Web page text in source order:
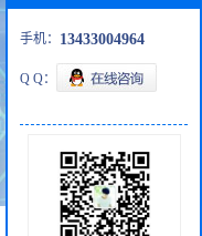
手机： 13433004964
Q Q：